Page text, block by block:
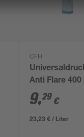
CFH
Anti Flare 400
9,29 €
23,23 € / Liter